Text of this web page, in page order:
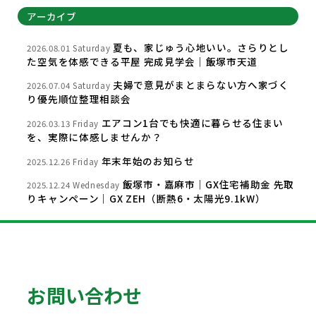
アーカイブ
2026.08.01 Saturday 夏も、家じゅう心地いい。さらりとし
た空気を体感できる平屋 完成見学会｜飯塚市天道
2026.07.04 Saturday 夫婦で意見がまとまらない方へ家づく
り優先順位整理相談会
2026.03.13 Friday エアコン1台でも快適に暮らせる住まい
を、実際に体感しませんか？
2025.12.26 Friday 年末年始のお知らせ
2025.12.24 Wednesday 飯塚市・嘉麻市｜GX住宅補助金 先取
りキャンペーン｜GX ZEH（断熱6・太陽光9.1kW）
お問い合わせ